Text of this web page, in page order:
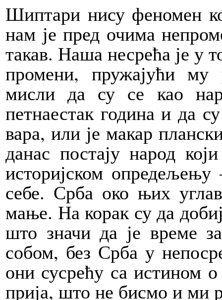
Шиптари нису феномен
нам је пред очима
такав. Наша несрећа је у
промени, пружајући
мисли да су се као
петнаестак година и да
вара, или је макар
данас постају народ
историјском
себе. Срба око њих
мање. На корак су да
што значи да је време
собом, без Срба у
они сусрећу са истином
прија, што не бисмо и ми